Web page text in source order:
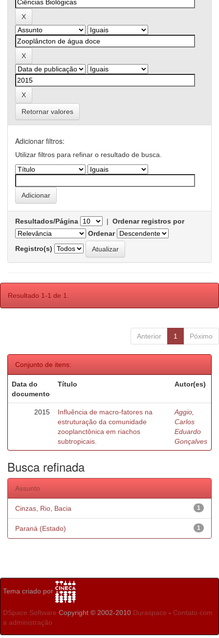
Retornar valores
Adicionar filtros:
Utilizar filtros para refinar o resultado de busca.
Resultados/Página | Ordenar registros por
Ordenar
Registro(s)
Resultado 1-1 de 1.
Anterior 1 Póximo
Conjunto de itens:
Data do
documento
Título Autor(es)
2015
Influência de macro-fatores na
estruturação da comunidade
zooplanctônica em riachos
subtropicais.
Aggio,
Carlos
Eduardo
Gonçalves
Busca refinada
Assunto
1
Cinzas, Rio, Bacia
1
Paraná (Estado)
Tema criado por
DSpace Software Copyright © 2002-2010 Duraspace - Contato com
a administração